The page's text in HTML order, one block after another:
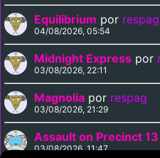
Equilibrium por respag
04/08/2026, 05:54
Midnight Express por
03/08/2026, 22:11
Magnolia por respag
03/08/2026, 21:29
Assault on Precinct 13
03/08/2026, 11:47